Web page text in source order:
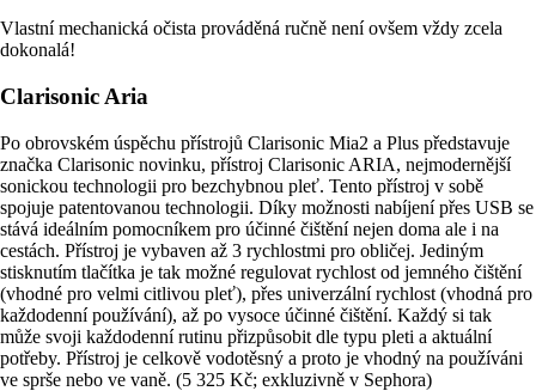
Vlastní mechanická očista prováděná ručně není ovšem vždy zcela
dokonalá!
Clarisonic Aria
Po obrovském úspěchu přístrojů Clarisonic Mia2 a Plus představuje
značka Clarisonic novinku, přístroj Clarisonic ARIA, nejmodernější
sonickou technologii pro bezchybnou pleť. Tento přístroj v sobě
spojuje patentovanou technologii. Díky možnosti nabíjení přes USB se
stává ideálním pomocníkem pro účinné čištění nejen doma ale i na
cestách. Přístroj je vybaven až 3 rychlostmi pro obličej. Jediným
stisknutím tlačítka je tak možné regulovat rychlost od jemného čištění
(vhodné pro velmi citlivou pleť), přes univerzální rychlost (vhodná pro
každodenní používání), až po vysoce účinné čištění. Každý si tak
může svoji každodenní rutinu přizpůsobit dle typu pleti a aktuální
potřeby. Přístroj je celkově vodotěsný a proto je vhodný na používáni
ve sprše nebo ve vaně. (5 325 Kč; exkluzivně v Sephora)